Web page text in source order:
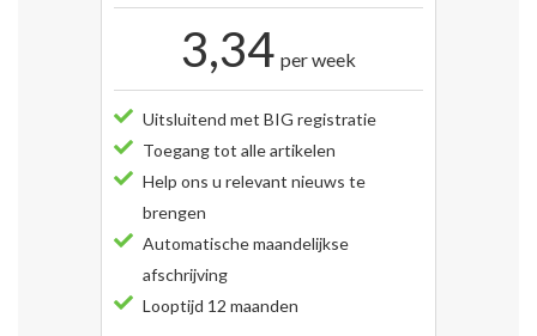
3,34 per week
Uitsluitend met BIG registratie
Toegang tot alle artikelen
Help ons u relevant nieuws te
brengen
Automatische maandelijkse
afschrijving
Looptijd 12 maanden